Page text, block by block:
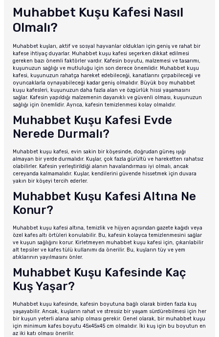
Muhabbet Kuşu Kafesi Nasıl
Olmalı?
Muhabbet kuşları, aktif ve sosyal hayvanlar oldukları için geniş ve rahat bir
kafese ihtiyaç duyarlar. Muhabbet kuşu kafesi seçerken dikkat edilmesi
gereken bazı önemli faktörler vardır. Kafesin boyutu, malzemesi ve tasarımı,
kuşunuzun sağlığı ve mutluluğu için son derece önemlidir. Muhabbet kuşu
kafesi, kuşunuzun rahatça hareket edebileceği, kanatlarını çırpabileceği ve
oyuncaklarla oynayabileceği kadar geniş olmalıdır. Büyük boy muhabbet
kuşu kafesleri, kuşunuzun daha fazla alan ve özgürlük hissi yaşamasını
sağlar. Kafesin yapıldığı malzemenin dayanıklı ve güvenli olması, kuşunuzun
sağlığı için önemlidir. Ayrıca, kafesin temizlenmesi kolay olmalıdır.
Muhabbet Kuşu Kafesi Evde
Nerede Durmalı?
Muhabbet kuşu kafesi, evin sakin bir köşesinde, doğrudan güneş ışığı
almayan bir yerde durmalıdır. Kuşlar, çok fazla gürültü ve hareketten rahatsız
olabilirler. Kafesin yerleştirildiği alanın havalandırması iyi olmalı, ancak
cereyanda kalmamalıdır. Kuşlar, kendilerini güvende hissetmek için duvara
yakın bir köşeyi tercih ederler.
Muhabbet Kuşu Kafesi Altına Ne
Konur?
Muhabbet kuşu kafesi altına, temizlik ve hijyen açısından gazete kağıdı veya
özel kafes altı örtüleri konulabilir. Bu, kafesin kolayca temizlenmesini sağlar
ve kuşun sağlığını korur. Kirletmeyen muhabbet kuşu kafesi için, çıkarılabilir
alt tepsiler ve kafes tülü kullanımı da önerilir. Bu, kuşların tüy ve yem
atıklarının yayılmasını önler.
Muhabbet Kuşu Kafesinde Kaç
Kuş Yaşar?
Muhabbet kuşu kafesinde, kafesin boyutuna bağlı olarak birden fazla kuş
yaşayabilir. Ancak, kuşların rahat ve stressiz bir yaşam sürdürebilmesi için her
bir kuşun yeterli alana sahip olması gerekir. Genel olarak, bir muhabbet kuşu
için minimum kafes boyutu 45x45x45 cm olmalıdır. İki kuş için bu boyutun en
az iki katı olması önerilir.